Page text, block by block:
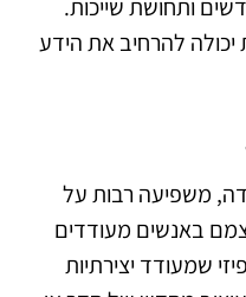
ותחושת שייכות.
יכולה להרחיב את הידע
משפיעה רבות על
באנשים מעודדים
שמעודד יצירתיות